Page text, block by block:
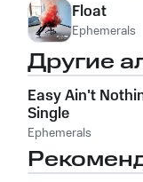
Float
Ephemerals
Другие
Easy Ain't
Single
Ephemerals